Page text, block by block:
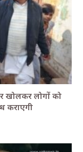
खोलकर लोगों को
कराएगी